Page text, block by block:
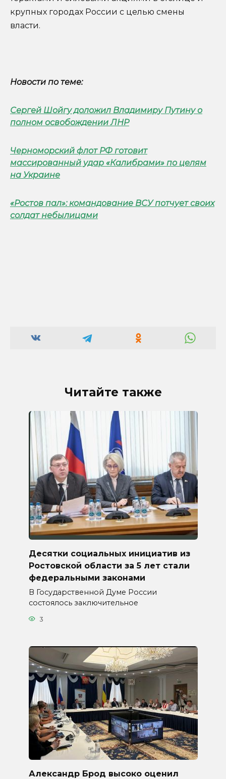
крупных городах России с целью смены
власти.
Новости по теме:
Сергей Шойгу доложил Владимиру Путину о
полном освобождении ЛНР
Черноморский флот РФ готовит
массированный удар «Калибрами» по целям
на Украине
«Ростов пал»: командование ВСУ потчует своих
солдат небылицами
Читайте также
Десятки социальных инициатив из
Ростовской области за 5 лет стали
федеральными законами
В Государственной Думе России
состоялось заключительное
3
Александр Брод высоко оценил